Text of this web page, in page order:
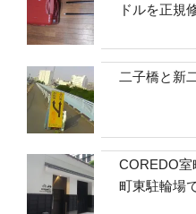
ドルを正規
二子橋と新
COREDO室
町東駐輪場